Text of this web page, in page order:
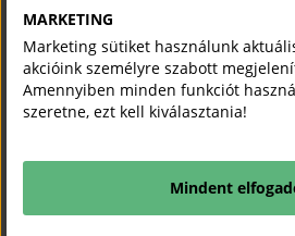
RowanHill Group, alapító és vezérigazgató
Marokkói Királyság, magyarországi
Titkár: Turkovics Rebeka
Titkárság: MKIK, Nemzetközi Igazgatóság
E-mail: turkovics.rebeka@mkik.hu
MARKETING
Marketing sütiket használunk
akcióink személyre szabott
Amennyiben minden funkciót
szeretne, ezt kell kiválasztania!
Mindent